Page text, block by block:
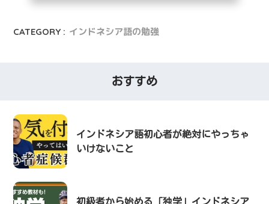
CATEGORY : インドネシア語の勉強
おすすめ
インドネシア語初心者が絶対にやっちゃ
いけないこと